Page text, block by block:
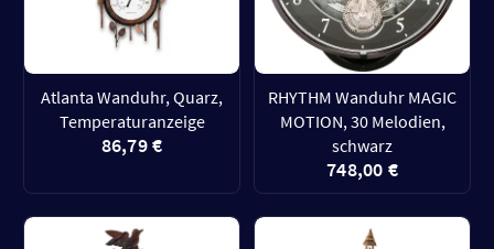
Atlanta Wanduhr, Quarz,
Temperaturanzeige
86,79 €
RHYTHM Wanduhr MAGIC
MOTION, 30 Melodien,
schwarz
748,00 €